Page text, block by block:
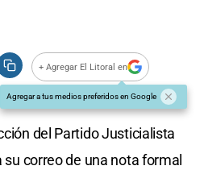
+ Agregar El Litoral en
Agregar a tus medios preferidos en Google
del Partido Justicialista
correo de una nota formal